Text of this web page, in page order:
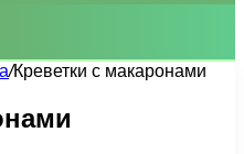
/Креветки с макаронами